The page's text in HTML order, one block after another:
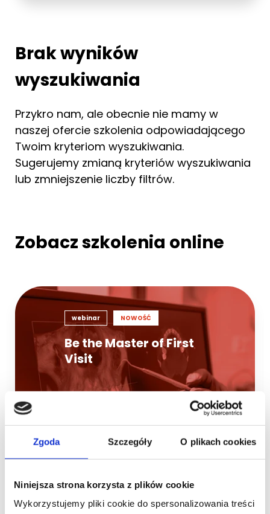
Zgoda Szczegóły O plikach cookies
Niniejsza strona korzysta z plików cookie
Wykorzystujemy pliki cookie do spersonalizowania treści
Brak wyników
wyszukiwania
Przykro nam, ale obecnie nie mamy w
naszej ofercie szkolenia odpowiadającego
Twoim kryteriom wyszukiwania.
Sugerujemy zmianą kryteriów wyszukiwania
lub zmniejszenie liczby filtrów.
Zobacz szkolenia online
webinar NOWOŚĆ
Be the Master of First
Visit